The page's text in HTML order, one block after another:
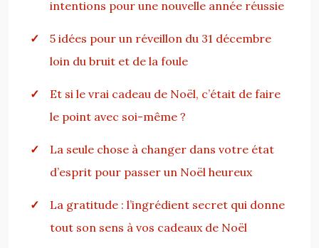
intentions pour une nouvelle année réussie
5 idées pour un réveillon du 31 décembre
loin du bruit et de la foule
Et si le vrai cadeau de Noël, c’était de faire
le point avec soi-même ?
La seule chose à changer dans votre état
d’esprit pour passer un Noël heureux
La gratitude : l’ingrédient secret qui donne
tout son sens à vos cadeaux de Noël